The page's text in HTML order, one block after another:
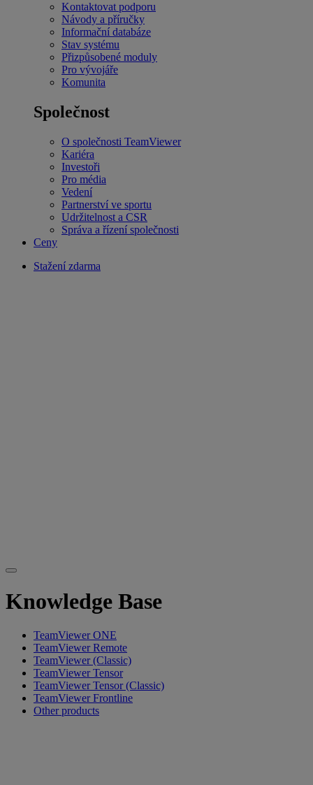
Kontaktovat podporu
Návody a příručky
Informační databáze
Stav systému
Přizpůsobené moduly
Pro vývojáře
Komunita
Společnost
O společnosti TeamViewer
Kariéra
Investoři
Pro média
Vedení
Partnerství ve sportu
Udržitelnost a CSR
Správa a řízení společnosti
Ceny
Stažení zdarma
Knowledge Base
TeamViewer ONE
TeamViewer Remote
TeamViewer (Classic)
TeamViewer Tensor
TeamViewer Tensor (Classic)
TeamViewer Frontline
Other products